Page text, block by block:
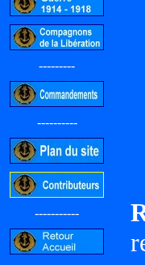
---------
----------
-----------